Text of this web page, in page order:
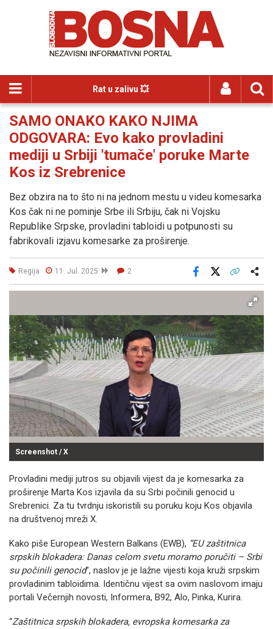
Rat u zalivu 💥
SAMO ONAKO KAKO NJIMA
ODGOVARA: Evo kako provladini
mediji u Srbiji 'tumače' poruke Marte
Kos iz Srebrenice
Bez obzira na to što ni na jednom mestu u videu komesarka
Kos čak ni ne pominje Srbe ili Srbiju, čak ni Vojsku
Republike Srpske, provladini tabloidi u potpunosti su
fabrikovali izjavu komesarke za proširenje.
Regija 11. Jul. 2025 2
Facebook
Screenshot / X
Provladini mediji jutros su objavili vijest da je komesarka za
proširenje Marta Kos izjavila da su Srbi počinili genocid u
Srebrenici. Za tu tvrdnju iskoristili su poruku koju Kos objavila
na društvenoj mreži X.
Kako piše European Western Balkans (EWB), “EU zaštitnica
srpskih blokadera: Danas celom svetu moramo poručiti – Srbi
su počinili genocid”, naslov je je lažne vijesti koja kruži srpskim
provladinim tabloidima. Identičnu vijest sa ovim naslovom imaju
portali Večernjih novosti, Informera, B92, Alo, Pinka, Kurira.
“Zaštitnica srpskih blokadera, evropska komesarka za